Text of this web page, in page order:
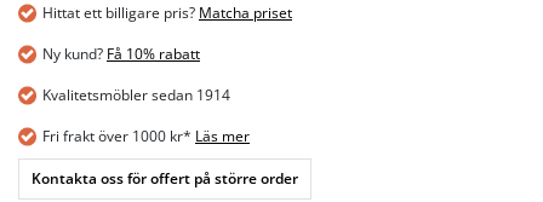
Hittat ett billigare pris? Matcha priset
Ny kund? Få 10% rabatt
Kvalitetsmöbler sedan 1914
Fri frakt över 1000 kr* Läs mer
Kontakta oss för offert på större order